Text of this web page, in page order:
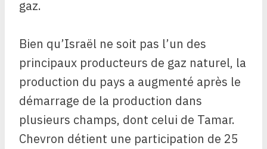
gaz.
Bien qu’Israël ne soit pas l’un des
principaux producteurs de gaz naturel, la
production du pays a augmenté après le
démarrage de la production dans
plusieurs champs, dont celui de Tamar.
Chevron détient une participation de 25